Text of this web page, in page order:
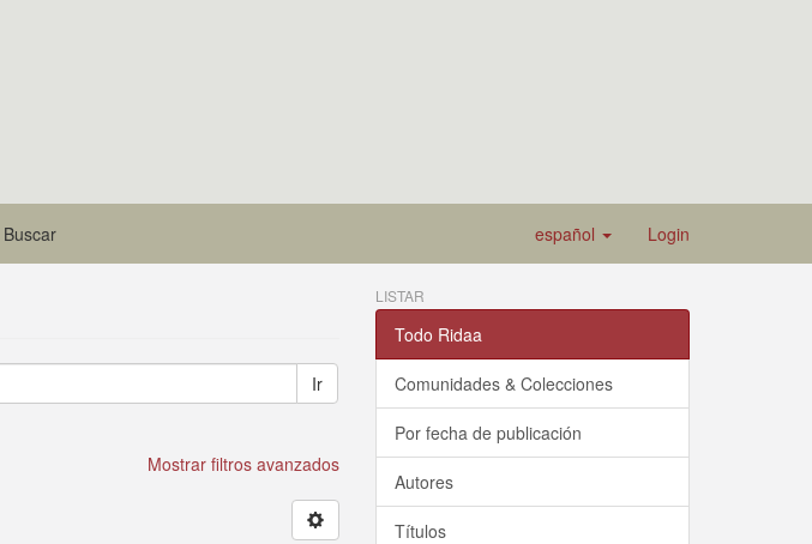
Buscar español Login
Ir
Mostrar filtros avanzados
LISTAR
Todo Ridaa
Comunidades & Colecciones
Por fecha de publicación
Autores
Títulos